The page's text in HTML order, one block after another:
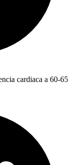
cardiaca a 60-65